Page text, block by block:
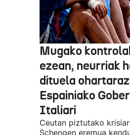
Mugako
ezean, neurriak
dituela
Espainiako
Italiari
Ceutan piztutako
Schengen eremua